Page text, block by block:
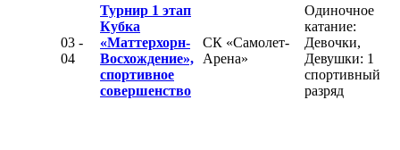
03 -
04
Турнир 1 этап
Кубка
«Маттерхорн-
Восхождение»,
спортивное
совершенство
СК «Самолет-
Арена»
Одиночное
катание:
Девочки,
Девушки: 1
спортивный
разряд